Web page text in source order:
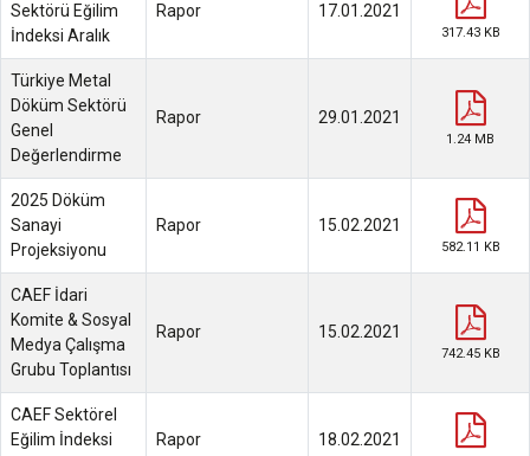
Sektörü Eğilim
İndeksi Aralık
Rapor 17.01.2021
317.43 KB
Türkiye Metal
Döküm Sektörü
Genel
Değerlendirme
Rapor 29.01.2021
1.24 MB
2025 Döküm
Sanayi
Projeksiyonu
Rapor 15.02.2021
582.11 KB
CAEF İdari
Komite & Sosyal
Medya Çalışma
Grubu Toplantısı
Rapor 15.02.2021
742.45 KB
CAEF Sektörel
Eğilim İndeksi
Rapor 18.02.2021